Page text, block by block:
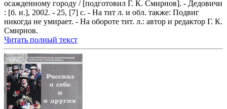
осажденному городу / [подготовил Г. К. Смирнов]. - Дедовичи
: [б. и.], 2002. - 25, [7] с. - На тит л. и обл. также: Подвиг
никогда не умирает. - На обороте тит. л.: автор и редактор Г. К.
Смирнов.
Читать полный текст